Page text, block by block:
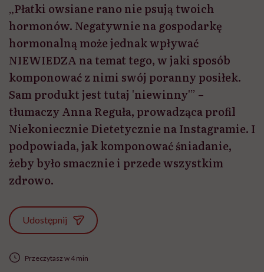
„Płatki owsiane rano nie psują twoich
hormonów. Negatywnie na gospodarkę
hormonalną może jednak wpływać
NIEWIEDZA na temat tego, w jaki sposób
komponować z nimi swój poranny posiłek.
Sam produkt jest tutaj 'niewinny'” –
tłumaczy Anna Reguła, prowadząca profil
Niekoniecznie Dietetycznie na Instagramie. I
podpowiada, jak komponować śniadanie,
żeby było smacznie i przede wszystkim
zdrowo.
Udostępnij
Przeczytasz w 4 min